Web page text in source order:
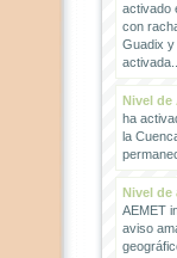
activado
con
Guadix y
activada...
Nivel de
ha
la
Nivel de
AEMET
aviso